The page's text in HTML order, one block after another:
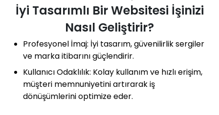
İyi Tasarımlı Bir Websitesi İşinizi
Nasıl Geliştirir?
Profesyonel İmaj: İyi tasarım, güvenilirlik sergiler
ve marka itibarını güçlendirir.
Kullanıcı Odaklılık: Kolay kullanım ve hızlı erişim,
müşteri memnuniyetini artırarak iş
dönüşümlerini optimize eder.